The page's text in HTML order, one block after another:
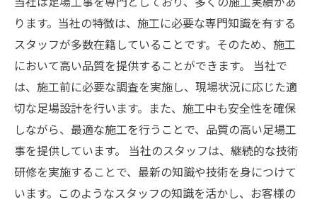
ります。当社の特徴は、施工に必要な専門知識を有する
スタッフが多数在籍していることです。そのため、施工
において高い品質を提供することができます。 当社で
は、施工前に必要な調査を実施し、現場状況に応じた適
切な足場設計を行います。また、施工中も安全性を確保
しながら、最適な施工を行うことで、品質の高い足場工
事を提供しています。 当社のスタッフは、継続的な技術
研修を実施することで、最新の知識や技術を身につけて
います。このようなスタッフの知識を活かし、お客様の